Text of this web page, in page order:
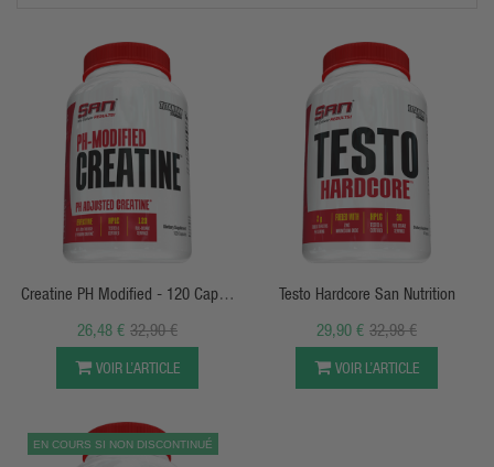
APERÇU RAPIDE
Creatine PH Modified - 120 Caps -
SAN Nutrition
32,90 €
26,48 €
VOIR L’ARTICLE
APERÇU RAPIDE
Testo Hardcore San Nutrition
32,98 €
29,90 €
VOIR L’ARTICLE
EN COURS SI NON DISCONTINUÉ